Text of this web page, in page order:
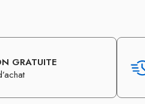
GRATUITE